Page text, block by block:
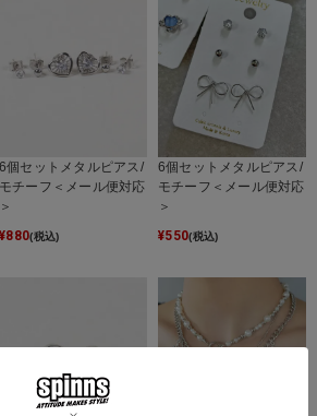
6個セットメタルピアス/
モチーフ＜メール便対応
＞
¥880(税込)
6個セットメタルピアス/
モチーフ＜メール便対応
＞
¥550(税込)